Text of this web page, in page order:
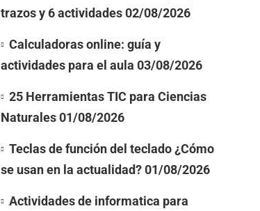
trazos y 6 actividades 02/08/2026
Calculadoras online: guía y
actividades para el aula 03/08/2026
25 Herramientas TIC para Ciencias
Naturales 01/08/2026
Teclas de función del teclado ¿Cómo
se usan en la actualidad? 01/08/2026
Actividades de informatica para